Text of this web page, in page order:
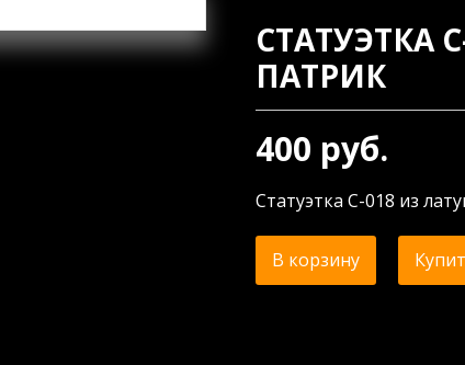
СТАТУЭТКА
ПАТРИК
400 руб.
Статуэтка С-018 из
В корзину